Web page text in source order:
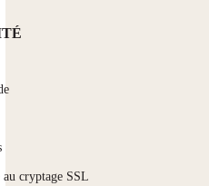
au cryptage SSL